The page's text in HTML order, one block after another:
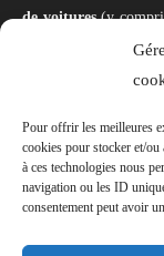
Pour offrir les meilleures
cookies pour stocker et/
à ces technologies nous
navigation ou les ID
consentement peut avoir
de voitures(y
Pépinière
machines
verticales, les
(sortie des
personnels sont